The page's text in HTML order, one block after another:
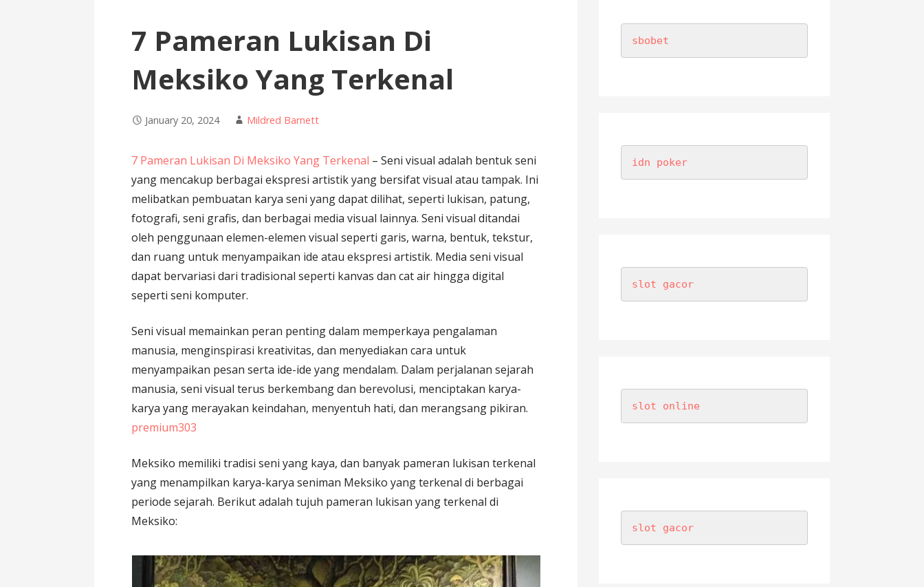
7 Pameran Lukisan Di
Meksiko Yang Terkenal
January 20, 2024 Mildred Barnett
7 Pameran Lukisan Di Meksiko Yang Terkenal – Seni visual adalah bentuk seni
yang mencakup berbagai ekspresi artistik yang bersifat visual atau tampak. Ini
melibatkan pembuatan karya seni yang dapat dilihat, seperti lukisan, patung,
fotografi, seni grafis, dan berbagai media visual lainnya. Seni visual ditandai
oleh penggunaan elemen-elemen visual seperti garis, warna, bentuk, tekstur,
dan ruang untuk menyampaikan ide atau ekspresi artistik. Media seni visual
dapat bervariasi dari tradisional seperti kanvas dan cat air hingga digital
seperti seni komputer.
Seni visual memainkan peran penting dalam memperkaya pengalaman
manusia, menginspirasi kreativitas, dan menyediakan cara untuk
menyampaikan pesan serta ide-ide yang mendalam. Dalam perjalanan sejarah
manusia, seni visual terus berkembang dan berevolusi, menciptakan karya-
karya yang merayakan keindahan, menyentuh hati, dan merangsang pikiran.
premium303
Meksiko memiliki tradisi seni yang kaya, dan banyak pameran lukisan terkenal
yang menampilkan karya-karya seniman Meksiko yang terkenal di berbagai
periode sejarah. Berikut adalah tujuh pameran lukisan yang terkenal di
Meksiko:
sbobet
idn poker
slot gacor
slot online
slot gacor